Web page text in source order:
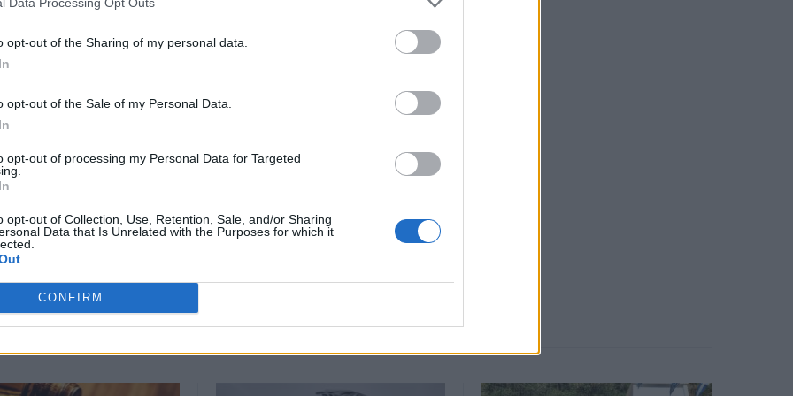
opt-out of the Sharing of my personal data.
opt-out of the Sale of my Personal Data.
opt-out of processing my Personal Data for Targeted
opt-out of Collection, Use, Retention, Sale, and/or Sharing
Data that Is Unrelated with the Purposes for which it
CONFIRM
Σάκκαρη στο δεύτερο
γύρο του Canadian Open
στην Google ΠΡΟΣΘΕΣΕ ΤΟCRETA24ΣΤΗΝ GOOGLE